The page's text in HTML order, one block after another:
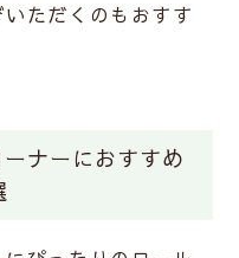
ただくのもおすす
ナーにおすすめ